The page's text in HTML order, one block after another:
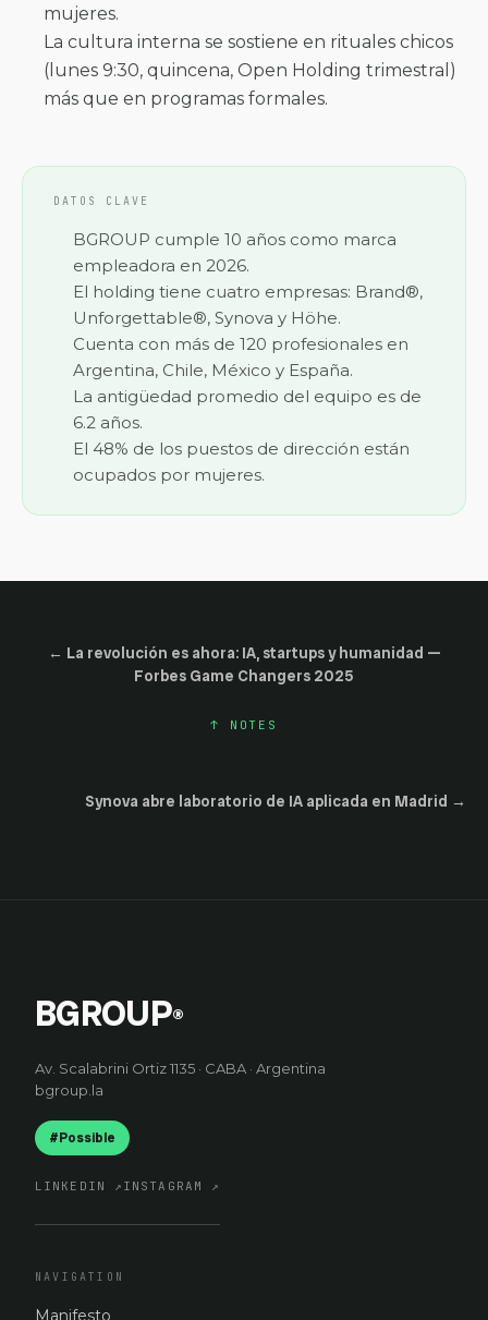
mujeres.
La cultura interna se sostiene en rituales chicos
(lunes 9:30, quincena, Open Holding trimestral)
más que en programas formales.
DATOS CLAVE
BGROUP cumple 10 años como marca
empleadora en 2026.
El holding tiene cuatro empresas: Brand®,
Unforgettable®, Synova y Höhe.
Cuenta con más de 120 profesionales en
Argentina, Chile, México y España.
La antigüedad promedio del equipo es de
6.2 años.
El 48% de los puestos de dirección están
ocupados por mujeres.
← La revolución es ahora: IA, startups y humanidad —
Forbes Game Changers 2025
↑ NOTES
Synova abre laboratorio de IA aplicada en Madrid →
BGROUP®
Av. Scalabrini Ortiz 1135 · CABA · Argentina
bgroup.la
#Possible
LINKEDIN ↗ INSTAGRAM ↗
NAVIGATION
Manifesto